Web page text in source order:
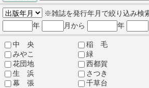
※雑誌を発行年月で絞り込み検
年
月から 年
中 央
稲 毛
みやこ
緑
花団地
西都賀
生 浜
さつき
幕 張
千草台